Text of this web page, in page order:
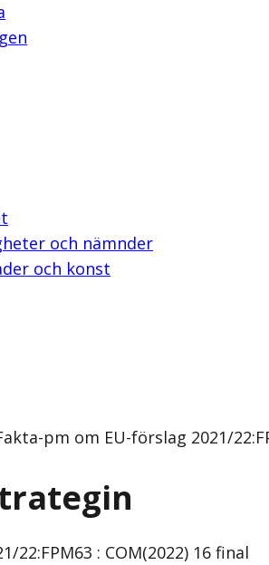
och nämnder
och konst
pm om EU-förslag 2021/
22:FPM63 : COM(2022) 16 final